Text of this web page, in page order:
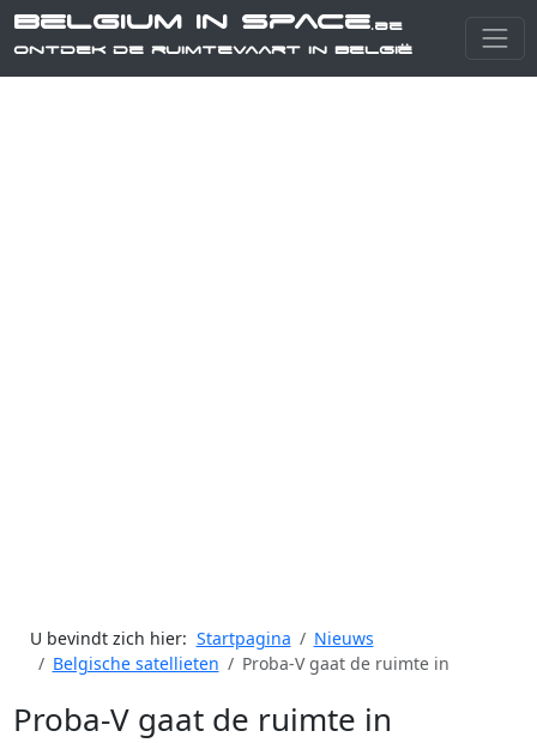
Belgium in Space.be
Ontdek de ruimtevaart in België
U bevindt zich hier: Startpagina
Nieuws
Belgische satellieten
Proba-V gaat de ruimte in
Proba-V gaat de ruimte in